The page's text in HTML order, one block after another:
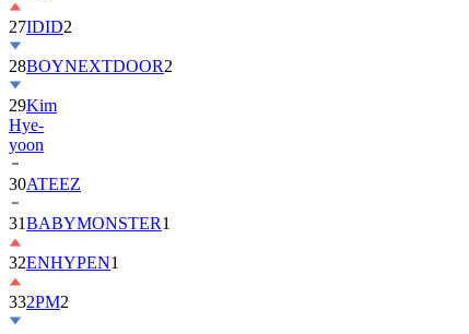
27IDID2
28BOYNEXTDOOR2
29Kim
Hye-
yoon
30ATEEZ
31BABYMONSTER1
32ENHYPEN1
332PM2